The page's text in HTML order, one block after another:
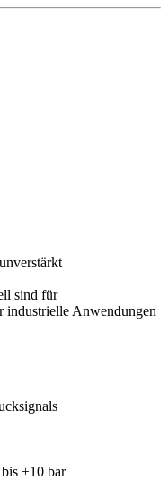
sind für
industrielle Anwendungen
±10 bar